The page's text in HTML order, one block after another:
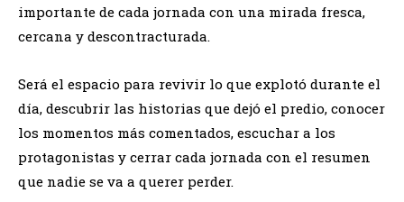
importante de cada jornada con una mirada fresca,
cercana y descontracturada.
Será el espacio para revivir lo que explotó durante el
día, descubrir las historias que dejó el predio, conocer
los momentos más comentados, escuchar a los
protagonistas y cerrar cada jornada con el resumen
que nadie se va a querer perder.